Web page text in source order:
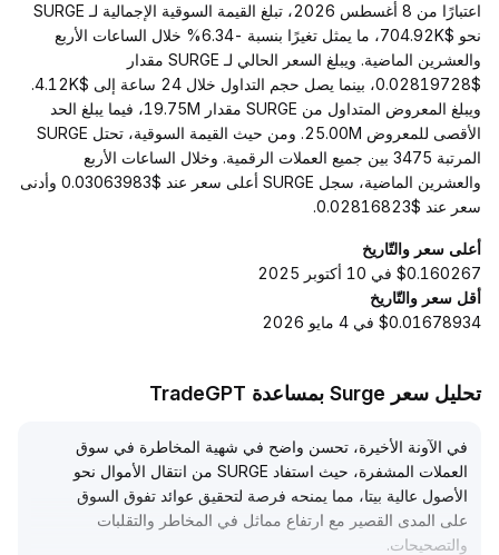
اعتبارًا من 8 أغسطس 2026، تبلغ القيمة السوقية الإجمالية لـ SURGE
نحو $704.92K، ما يمثل تغيرًا بنسبة -6.34% خلال الساعات الأربع
والعشرين الماضية. ويبلغ السعر الحالي لـ SURGE مقدار
$0.02819728، بينما يصل حجم التداول خلال 24 ساعة إلى $4.12K.
ويبلغ المعروض المتداول من SURGE مقدار 19.75M، فيما يبلغ الحد
الأقصى للمعروض 25.00M. ومن حيث القيمة السوقية، تحتل SURGE
المرتبة 3475 بين جميع العملات الرقمية. وخلال الساعات الأربع
والعشرين الماضية، سجل SURGE أعلى سعر عند $0.03063983 وأدنى
سعر عند $0.02816823.
أعلى سعر والتّاريخ
$0.160267 في 10 أكتوبر 2025
أقل سعر والتّاريخ
$0.01678934 في 4 مايو 2026
تحليل سعر Surge بمساعدة TradeGPT
في الآونة الأخيرة، تحسن واضح في شهية المخاطرة في سوق
العملات المشفرة، حيث استفاد SURGE من انتقال الأموال نحو
الأصول عالية بيتا، مما يمنحه فرصة لتحقيق عوائد تفوق السوق
على المدى القصير مع ارتفاع مماثل في المخاطر والتقلبات
والتصحيحات.